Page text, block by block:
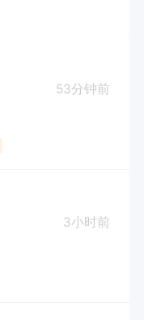
53分钟前
3小时前